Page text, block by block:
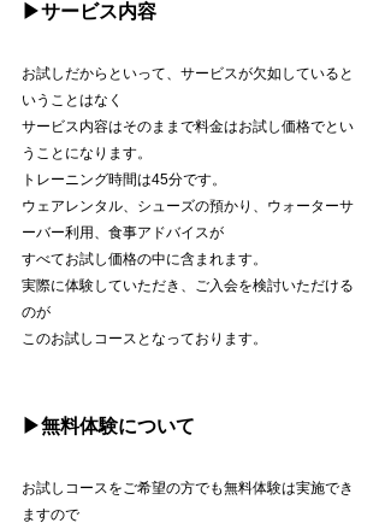
▶︎サービス内容
お試しだからといって、サービスが欠如していると
いうことはなく
サービス内容はそのままで料金はお試し価格でとい
うことになります。
トレーニング時間は45分です。
ウェアレンタル、シューズの預かり、ウォーターサ
ーバー利用、食事アドバイスが
すべてお試し価格の中に含まれます。
実際に体験していただき、ご入会を検討いただける
のが
このお試しコースとなっております。
▶︎無料体験について
お試しコースをご希望の方でも無料体験は実施でき
ますので